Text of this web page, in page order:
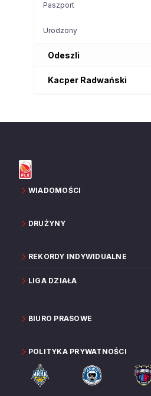
Paszport
Urodzony
Odeszli
Kacper Radwański
WIADOMOŚCI
DRUŻYNY
REKORDY INDYWIDUALNE
LIGA DZIAŁA
BIURO PRASOWE
POLITYKA PRYWATNOŚCI